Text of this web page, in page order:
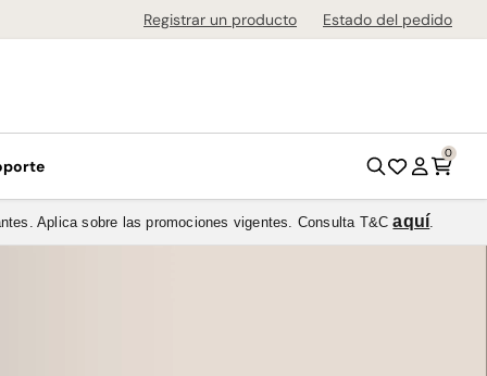
Registrar un producto Estado del pedido
0
Aplica sobre las promociones vigentes. Consulta T&Caquí.